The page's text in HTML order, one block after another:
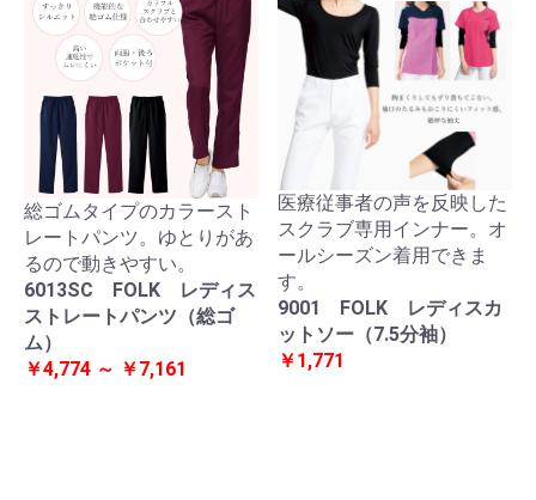
総ゴムタイプのカラースト
レートパンツ。ゆとりがあ
るので動きやすい。
6013SC FOLK レディス
ストレートパンツ（総ゴ
ム）
￥4,774 ～ ￥7,161
医療従事者の声を反映した
スクラブ専用インナー。オ
ールシーズン着用できま
す。
9001 FOLK レディスカ
ットソー（7.5分袖）
￥1,771